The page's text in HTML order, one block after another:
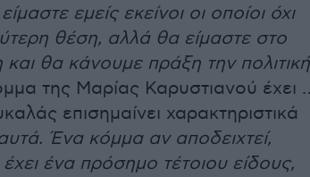
εμείς εκείνοι οι οποίοι όχι
θέση, αλλά θα είμαστε στο
θα κάνουμε πράξη την πολιτική
της Μαρίας Καρυστιανού έχει
επισημαίνει χαρακτηριστικά
Ένα κόμμα αν αποδειχτεί,
ένα πρόσημο τέτοιου είδους,